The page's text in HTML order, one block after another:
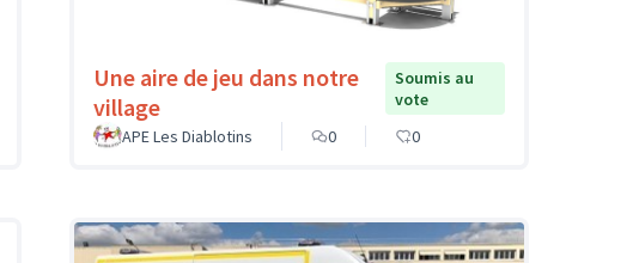
Une aire de jeu dans notre
village
Soumis au
vote
APE Les Diablotins
0 0